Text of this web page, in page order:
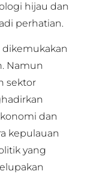
hijau dan
perhatian.
Namun
sektor
dan
kepulauan
yang